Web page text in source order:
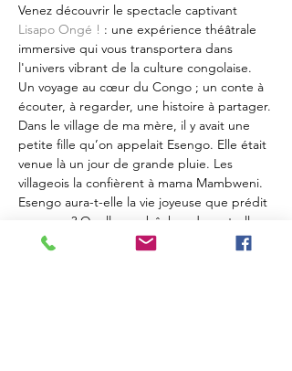
Venez découvrir le spectacle captivant
Lisapo Ongé ! : une expérience théâtrale
immersive qui vous transportera dans
l'univers vibrant de la culture congolaise.
Un voyage au cœur du Congo ; un conte à
écouter, à regarder, une histoire à partager.
Dans le village de ma mère, il y avait une
petite fille qu’on appelait Esengo. Elle était
venue là un jour de grande pluie. Les
villageois la confièrent à mama Mambweni.
Esengo aura-t-elle la vie joyeuse que prédit
son nom ? Quelles embûches devra-t-elle
contourner ? Quels dangers devra-telle